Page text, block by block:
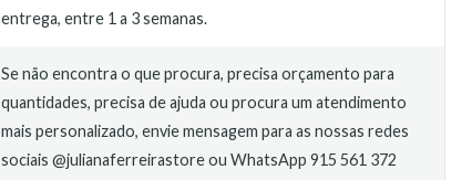
entrega, entre 1 a 3 semanas.
Se não encontra o que procura, precisa orçamento para
quantidades, precisa de ajuda ou procura um atendimento
mais personalizado, envie mensagem para as nossas redes
sociais @julianaferreirastore ou WhatsApp 915 561 372